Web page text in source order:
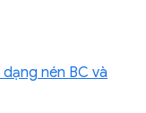
nén BC và